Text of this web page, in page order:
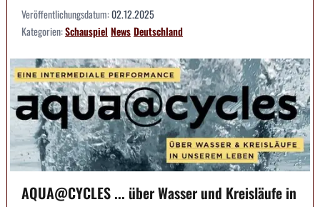
Veröffentlichungsdatum:02.12.2025
Kategorien:Schauspiel NewsDeutschland
AQUA@CYCLES ... über Wasser und Kreisläufe in